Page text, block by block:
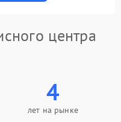
центра
4
лет на рынке